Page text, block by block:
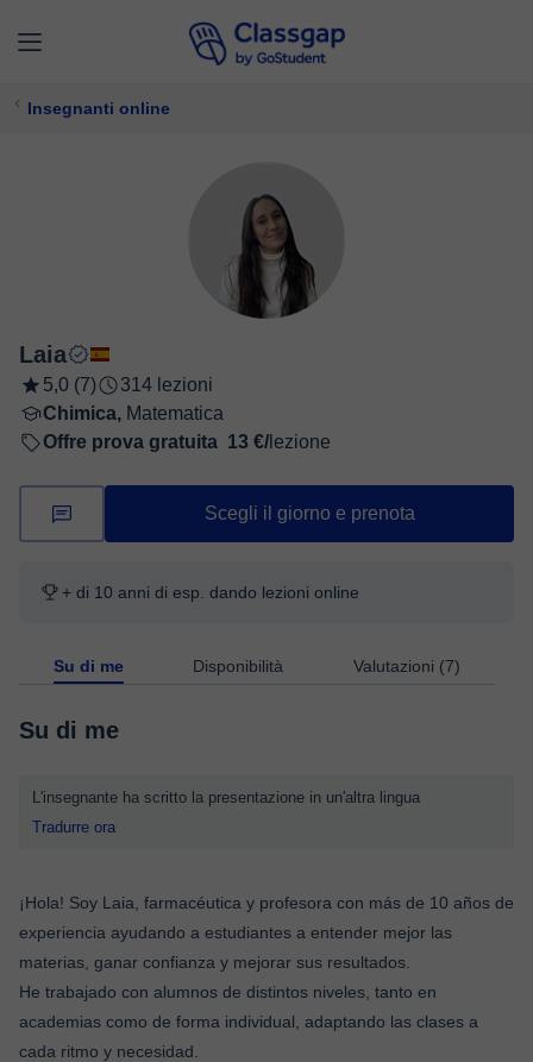
Insegnanti online
Laia
5,0 (7)
314 lezioni
Chimica, Matematica
Offre prova gratuita 13 €/ lezione
Scegli il giorno e prenota
+ di 10 anni di esp. dando lezioni online
Su di me Disponibilità Valutazioni (7)
Su di me
L'insegnante ha scritto la presentazione in un'altra lingua
Tradurre ora
¡Hola! Soy Laia, farmacéutica y profesora con más de 10 años de
experiencia ayudando a estudiantes a entender mejor las
materias, ganar confianza y mejorar sus resultados.
He trabajado con alumnos de distintos niveles, tanto en
academias como de forma individual, adaptando las clases a
cada ritmo y necesidad.